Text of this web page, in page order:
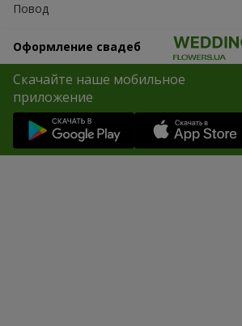
Повод
Оформление свадеб
Скачайте наше мобильное
приложение